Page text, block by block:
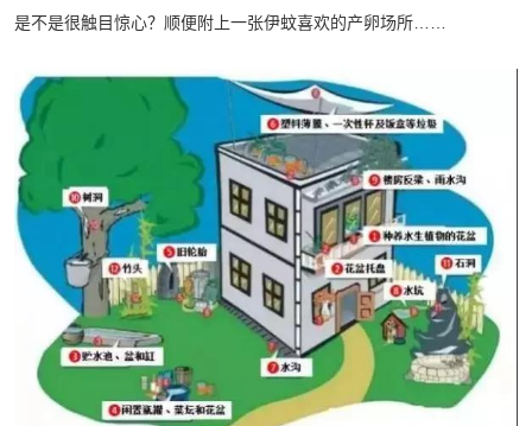
是不是很触目惊心？顺便附上一张伊蚊喜欢的产卵场所……